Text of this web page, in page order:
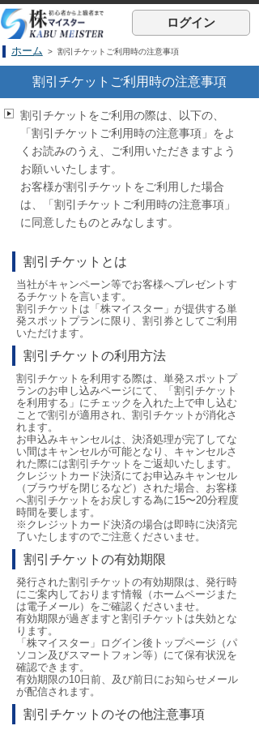
ログイン
ホーム > 割引チケットご利用時の注意事項
割引チケットご利用時の注意事項
割引チケットをご利用の際は、以下の、
「割引チケットご利用時の注意事項」をよ
くお読みのうえ、ご利用いただきますよう
お願いいたします。
お客様が割引チケットをご利用した場合
は、「割引チケットご利用時の注意事項」
に同意したものとみなします。
割引チケットとは
当社がキャンペーン等でお客様へプレゼントす
るチケットを言います。
割引チケットは「株マイスター」が提供する単
発スポットプランに限り、割引券としてご利用
いただけます。
割引チケットの利用方法
割引チケットを利用する際は、単発スポットプ
ランのお申し込みページにて、「割引チケット
を利用する」にチェックを入れた上で申し込む
ことで割引が適用され、割引チケットが消化さ
れます。
お申込みキャンセルは、決済処理が完了してな
い間はキャンセルが可能となり、キャンセルさ
れた際には割引チケットをご返却いたします。
クレジットカード決済にてお申込みキャンセル
（ブラウザを閉じるなど）された場合、お客様
へ割引チケットをお戻しする為に15〜20分程度
時間を要します。
※クレジットカード決済の場合は即時に決済完
了いたしますのでご注意くださいませ。
割引チケットの有効期限
発行された割引チケットの有効期限は、発行時
にご案内しております情報（ホームページまた
は電子メール）をご確認くださいませ。
有効期限が過ぎますと割引チケットは失効とな
ります。
「株マイスター」ログイン後トップページ（パ
ソコン及びスマートフォン等）にて保有状況を
確認できます。
有効期限の10日前、及び前日にお知らせメール
が配信されます。
割引チケットのその他注意事項